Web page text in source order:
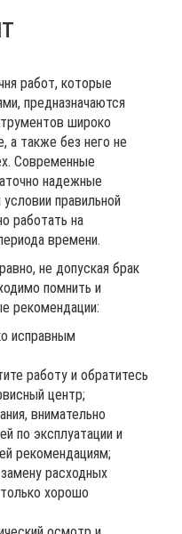
работ, которые
предназначаются
широко
а также без него не
Современные
надежные
правильной
работать на
времени.
не допуская брак
помнить и
рекомендации:
исправным
работу и обратитесь
центр;
внимательно
по эксплуатации и
рекомендациям;
расходных
хорошо